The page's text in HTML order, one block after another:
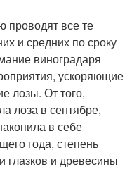
проводят все те
и средних по сроку
виноградаря
ускоряющие
лозы. От того,
лоза в сентябре,
в себе
года, степень
и древесины